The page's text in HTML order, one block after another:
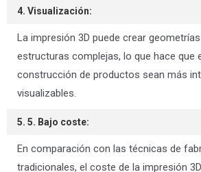
4. Visualización:
La impresión 3D puede crear
estructuras complejas, lo que hace que
construcción de productos sean más
visualizables.
5. 5. Bajo coste:
En comparación con las técnicas de
tradicionales, el coste de la impresión